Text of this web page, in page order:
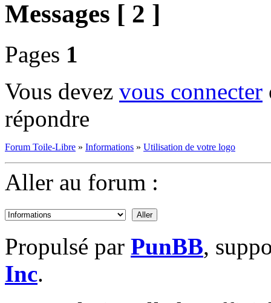
Messages [ 2 ]
Pages 1
Vous devez vous connecter
répondre
Forum Toile-Libre » Informations » Utilisation de votre logo
Aller au forum :
Propulsé par PunBB,
Inc.